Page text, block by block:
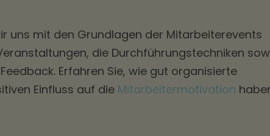
uns mit den Grundlagen der Mitarbeiterevents
die Durchführungstechniken
Erfahren Sie, wie gut organisierte
Einfluss auf die Mitarbeitermotivation